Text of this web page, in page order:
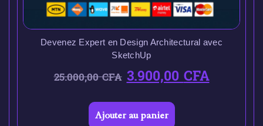
Devenez Expert en Design Architectural avec
SketchUp
25.000,00CFA 3.900,00CFA
Ajouter au panier